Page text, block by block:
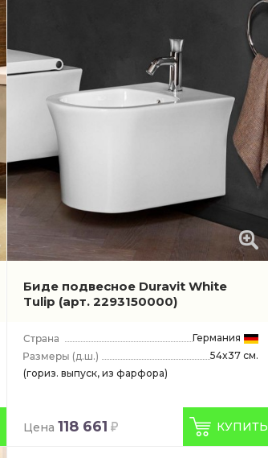
Биде подвесное Duravit White
Tulip (арт. 2293150000)
Германия
(д.ш.)
54x37 см.
(гориз. выпуск, из фарфора)
Цена 118 661 КУПИТЬ